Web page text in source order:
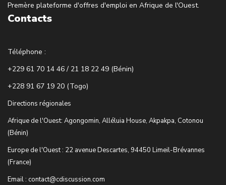
Premère plateforme d'offres d'emploi en Afrique de l'Ouest.
Contacts
Téléphone :
+229 61 70 14 46 / 21 18 22 49 (Bénin)
+228 91 67 19 20 (Togo)
Directions régionales
Afrique de l'Ouest: Agongomin, Alléluia House, Akpakpa, Cotonou
(Bénin)
Europe de l'Ouest : 22 avenue Descartes, 94450 Limeil-Brévannes
(France)
Email : contact@cdiscussion.com